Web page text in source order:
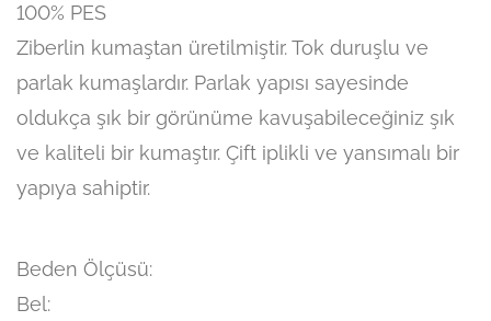
100% PES
Ziberlin kumaştan üretilmiştir. Tok duruşlu ve
parlak kumaşlardır. Parlak yapısı sayesinde
oldukça şık bir görünüme kavuşabileceğiniz şık
ve kaliteli bir kumaştır. Çift iplikli ve yansımalı bir
yapıya sahiptir.
Beden Ölçüsü:
Bel: